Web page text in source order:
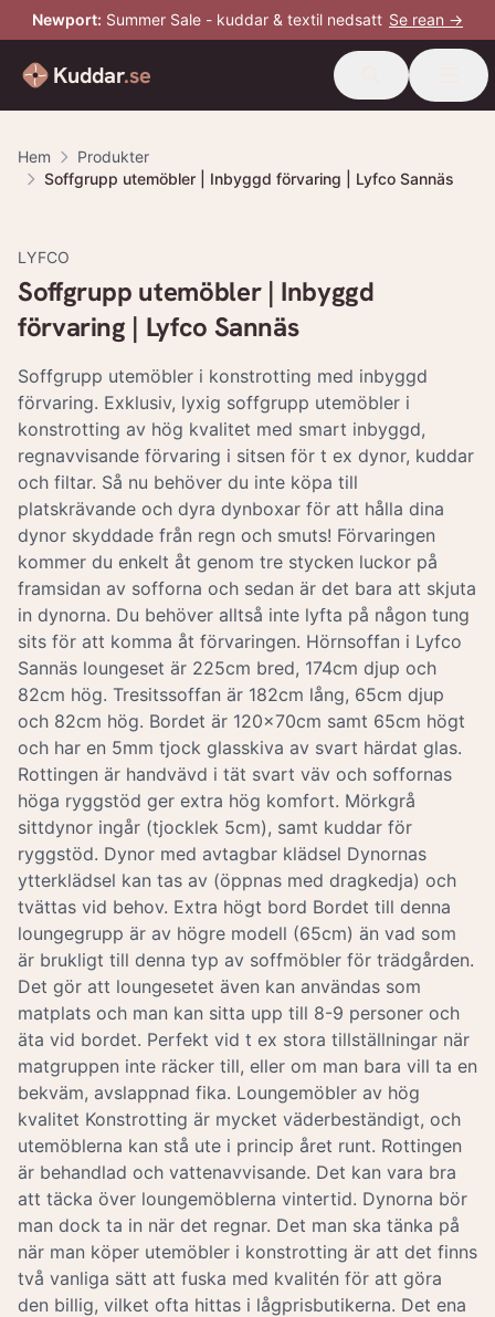
Newport: Summer Sale - kuddar & textil nedsatt Se rean →
Kuddar.se
Hem
Produkter
Soffgrupp utemöbler | Inbyggd förvaring | Lyfco Sannäs
LYFCO
Soffgrupp utemöbler | Inbyggd
förvaring | Lyfco Sannäs
Soffgrupp utemöbler i konstrotting med inbyggd
förvaring. Exklusiv, lyxig soffgrupp utemöbler i
konstrotting av hög kvalitet med smart inbyggd,
regnavvisande förvaring i sitsen för t ex dynor, kuddar
och filtar. Så nu behöver du inte köpa till
platskrävande och dyra dynboxar för att hålla dina
dynor skyddade från regn och smuts! Förvaringen
kommer du enkelt åt genom tre stycken luckor på
framsidan av sofforna och sedan är det bara att skjuta
in dynorna. Du behöver alltså inte lyfta på någon tung
sits för att komma åt förvaringen. Hörnsoffan i Lyfco
Sannäs loungeset är 225cm bred, 174cm djup och
82cm hög. Tresitssoffan är 182cm lång, 65cm djup
och 82cm hög. Bordet är 120x70cm samt 65cm högt
och har en 5mm tjock glasskiva av svart härdat glas.
Rottingen är handvävd i tät svart väv och soffornas
höga ryggstöd ger extra hög komfort. Mörkgrå
sittdynor ingår (tjocklek 5cm), samt kuddar för
ryggstöd. Dynor med avtagbar klädsel Dynornas
ytterklädsel kan tas av (öppnas med dragkedja) och
tvättas vid behov. Extra högt bord Bordet till denna
loungegrupp är av högre modell (65cm) än vad som
är brukligt till denna typ av soffmöbler för trädgården.
Det gör att loungesetet även kan användas som
matplats och man kan sitta upp till 8-9 personer och
äta vid bordet. Perfekt vid t ex stora tillställningar när
matgruppen inte räcker till, eller om man bara vill ta en
bekväm, avslappnad fika. Loungemöbler av hög
kvalitet Konstrotting är mycket väderbeständigt, och
utemöblerna kan stå ute i princip året runt. Rottingen
är behandlad och vattenavvisande. Det kan vara bra
att täcka över loungemöblerna vintertid. Dynorna bör
man dock ta in när det regnar. Det man ska tänka på
när man köper utemöbler i konstrotting är att det finns
två vanliga sätt att fuska med kvalitén för att göra
den billig, vilket ofta hittas i lågprisbutikerna. Det ena